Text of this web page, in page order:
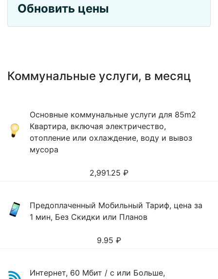
Обновить цены
Коммунальные услуги, в месяц
Основные коммунальные услуги для 85m2
Квартира, включая электричество,
отопление или охлаждение, воду и вывоз
мусора
2,991.25 ₽
Предоплаченный Мобильный Тариф, цена за
1 мин, Без Скидки или Планов
9.95 ₽
Интернет, 60 Мбит / с или Больше,